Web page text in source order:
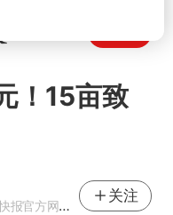
！15亩致
报官方网易号
关注